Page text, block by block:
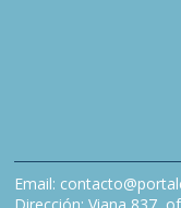
Email: